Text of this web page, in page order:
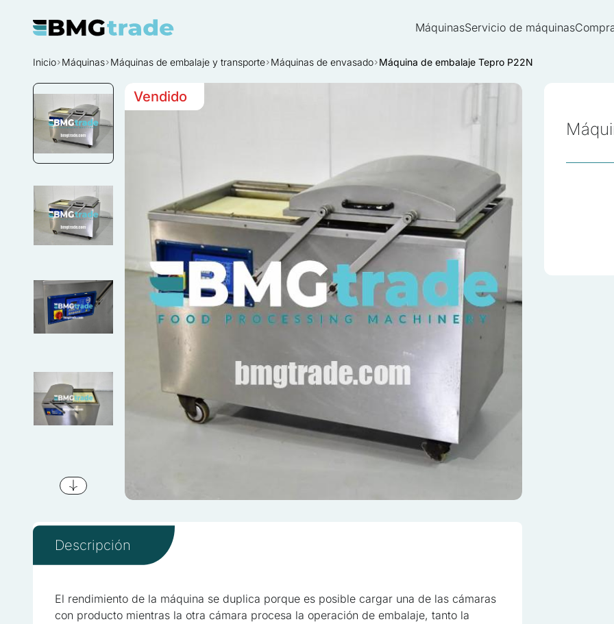
MáquinasServicio de máquinas
Inicio Máquinas Máquinas de embalaje y transporte Máquinas de envasado Máquina de embalaje Tepro P22N
Vendido
Descripción
El rendimiento de la máquina se duplica porque es posible cargar una de las cámaras
con producto mientras la otra cámara procesa la operación de embalaje, tanto la
quienes pueden combinarla con otra información que les hayas proporcionado o que hayan
hayas hecho de sus servicios.